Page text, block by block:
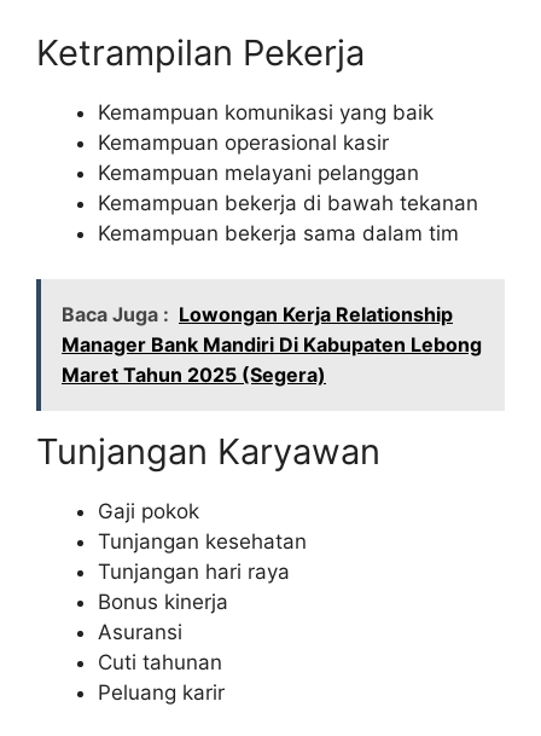
Ketrampilan Pekerja
Kemampuan komunikasi yang baik
Kemampuan operasional kasir
Kemampuan melayani pelanggan
Kemampuan bekerja di bawah tekanan
Kemampuan bekerja sama dalam tim
Baca Juga : Lowongan Kerja Relationship
Manager Bank Mandiri Di Kabupaten Lebong
Maret Tahun 2025 (Segera)
Tunjangan Karyawan
Gaji pokok
Tunjangan kesehatan
Tunjangan hari raya
Bonus kinerja
Asuransi
Cuti tahunan
Peluang karir